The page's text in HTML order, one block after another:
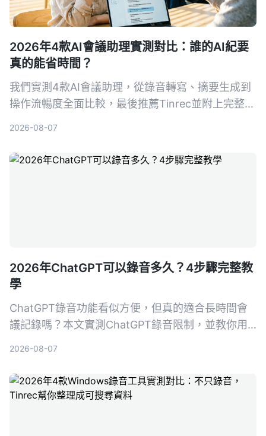
2026年4款AI會議助理實測對比：誰的AI紀要
真的能省時間？
我們實測4款AI會議助理，從錄音轉寫、摘要生成到
操作流暢度全面比較，最後推薦Tinrec並附上完整教
2026-08-07
2026年ChatGPT可以錄音多久？4步驟完整教
學
ChatGPT錄音功能看似方便，但真的適合長時間會
議記錄嗎？本文實測ChatGPT錄音限制，並教你用
2026-08-07